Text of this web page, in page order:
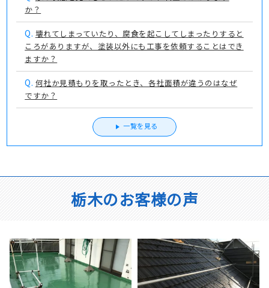
か？
Q. 壊れてしまっていたり、腐食を起こしてしまったりすると
ころがありますが、塗装以外にも工事を依頼することはでき
ますか？
Q. 何社か見積もりを取ったとき、各社面積が違うのはなぜ
ですか？
一覧を見る
栃木のお客様の声